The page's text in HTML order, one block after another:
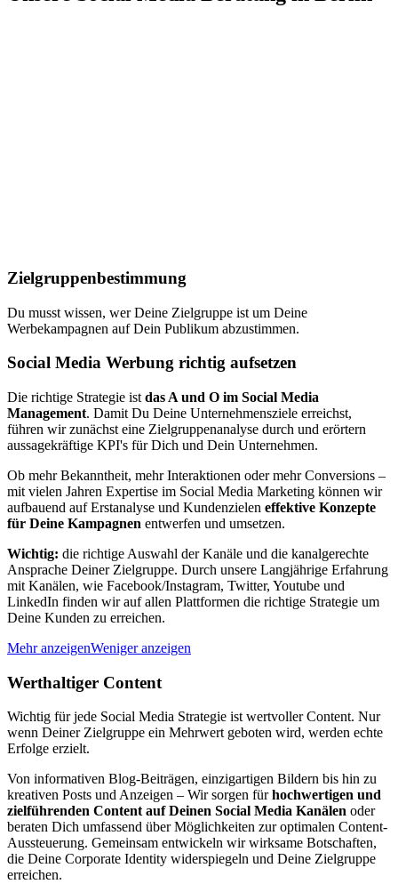
Zielgruppenbestimmung
Du musst wissen, wer Deine Zielgruppe ist um Deine
Werbekampagnen auf Dein Publikum abzustimmen.
Social Media Werbung richtig aufsetzen
Die richtige Strategie ist das A und O im Social Media
Management. Damit Du Deine Unternehmensziele erreichst,
führen wir zunächst eine Zielgruppenanalyse durch und erörtern
aussagekräftige KPI's für Dich und Dein Unternehmen.
Ob mehr Bekanntheit, mehr Interaktionen oder mehr Conversions –
mit vielen Jahren Expertise im Social Media Marketing können wir
aufbauend auf Erstanalyse und Kundenzielen effektive Konzepte
für Deine Kampagnen entwerfen und umsetzen.
Wichtig: die richtige Auswahl der Kanäle und die kanalgerechte
Ansprache Deiner Zielgruppe. Durch unsere Langjährige Erfahrung
mit Kanälen, wie Facebook/Instagram, Twitter, Youtube und
LinkedIn finden wir auf allen Plattformen die richtige Strategie um
Deine Kunden zu erreichen.
Mehr anzeigenWeniger anzeigen
Werthaltiger Content
Wichtig für jede Social Media Strategie ist wertvoller Content. Nur
wenn Deiner Zielgruppe ein Mehrwert geboten wird, werden echte
Erfolge erzielt.
Von informativen Blog-Beiträgen, einzigartigen Bildern bis hin zu
kreativen Posts und Anzeigen – Wir sorgen fürhochwertigen und
zielführenden Content auf Deinen Social Media Kanälen oder
beraten Dich umfassend über Möglichkeiten zur optimalen Content-
Aussteuerung. Gemeinsam entwickeln wir wirksame Botschaften,
die Deine Corporate Identity widerspiegeln und Deine Zielgruppe
erreichen.